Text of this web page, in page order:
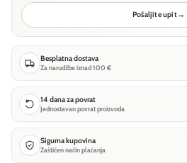
Pošaljite upit→
Besplatna dostava
Za narudžbe iznad 100 €
14 dana za povrat
Jednostavan povrat proizvoda
Sigurna kupovina
Zaštićen način plaćanja